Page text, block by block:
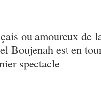
ou amoureux de
Boujenah est en
spectacle